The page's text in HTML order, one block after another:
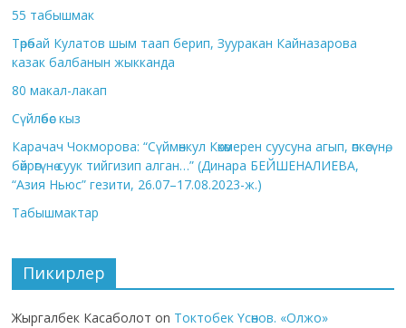
55 табышмак
Төрөбай Кулатов шым таап берип, Зууракан Кайназарова
казак балбанын жыкканда
80 макал-лакап
Сүйлөбөс кыз
Карачач Чокморова: “Сүймөнкул Көкөмерен суусуна агып, өпкөсүнө,
бөйрөгүнө суук тийгизип алган…” (Динара БЕЙШЕНАЛИЕВА,
“Азия Ньюс” гезити, 26.07–17.08.2023-ж.)
Табышмактар
Пикирлер
Жыргалбек Касаболот on Токтобек Үсөнов. «Олжо»